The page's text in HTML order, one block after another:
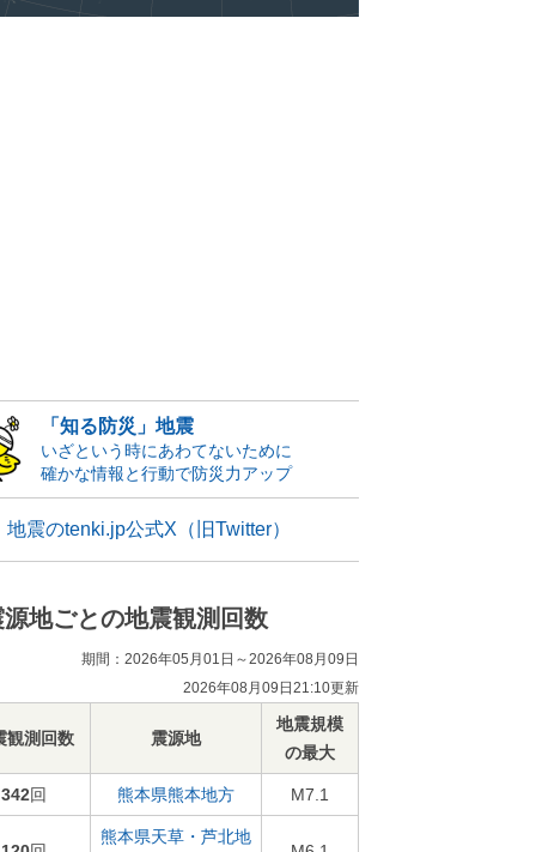
「知る防災」地震
いざという時にあわてないために
確かな情報と行動で防災力アップ
地震のtenki.jp公式X（旧Twitter）
源地ごとの地震観測回数
期間：2026年05月01日～2026年08月09日
2026年08月09日21:10更新
観測回数 震源地
地震規模
の最大
342回 熊本県熊本地方 M7.1
熊本県天草・芦北地